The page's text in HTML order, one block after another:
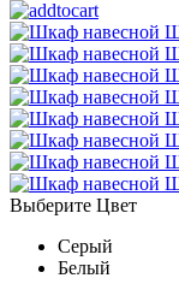
Выберите Цвет
Серый
Белый